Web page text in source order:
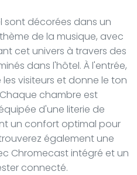
sont décorées dans un
de la musique, avec
cet univers à travers des
dans l'hôtel. À l'entrée,
visiteurs et donne le ton
chambre est
d'une literie de
un confort optimal pour
également une
Chromecast intégré et un
connecté.